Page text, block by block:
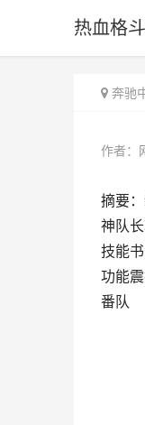
热血格
奔驰
作者：
摘要
神队
技能
功能
番队